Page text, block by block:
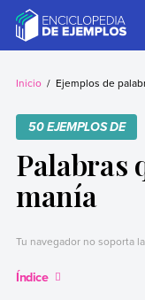
contentEjemplos
Necesitas ejemplos.
Inicio Ejemplos de
50 EJEMPLOS DE
Palabras
manía
Tu navegador no soporta
Índice